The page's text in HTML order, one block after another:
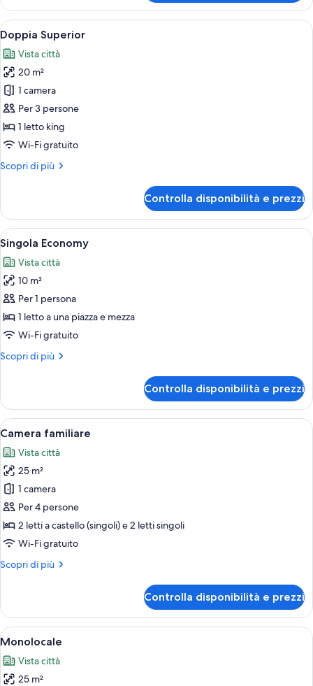
Single
Room
Apri
tutte
le
foto
per
Doppia
Superior
Una camera d'albergo con un letto
9
Doppia Superior
Vista città
20 m²
1 camera
Per 3 persone
1 letto king
Wi-Fi gratuito
Scopri di più
Altri
Superior
Controlla disponibilità e prezzi
Apri
tutte
le
foto
per
Singola
Economy
Una camera d'albergo con un letto,
5
Singola Economy
Vista città
10 m²
Per 1 persona
1 letto a una piazza e mezza
Wi-Fi gratuito
Scopri di più
Altri
Economy
Controlla disponibilità e prezzi
Apri
tutte
le
foto
per
Camera
familiare
Una camera d'albergo con due letti,
5
Camera familiare
Vista città
25 m²
1 camera
Per 4 persone
2 letti a castello (singoli) e 2 letti singoli
Wi-Fi gratuito
Scopri di più
Altri
familiare
Controlla disponibilità e prezzi
Apri
tutte
le
foto
Camera d'albergo con un letto, una
6
Monolocale
Vista città
25 m²